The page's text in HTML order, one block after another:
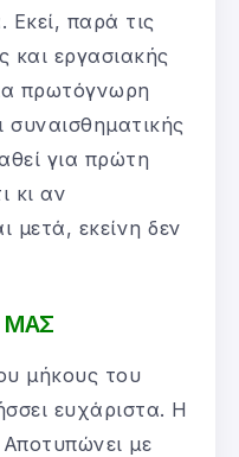
παρά τις
και εργασιακής
πρωτόγνωρη
συναισθηματικής
για πρώτη
κι αν
μετά, εκείνη δεν
μήκους του
ευχάριστα. Η
Αποτυπώνει με